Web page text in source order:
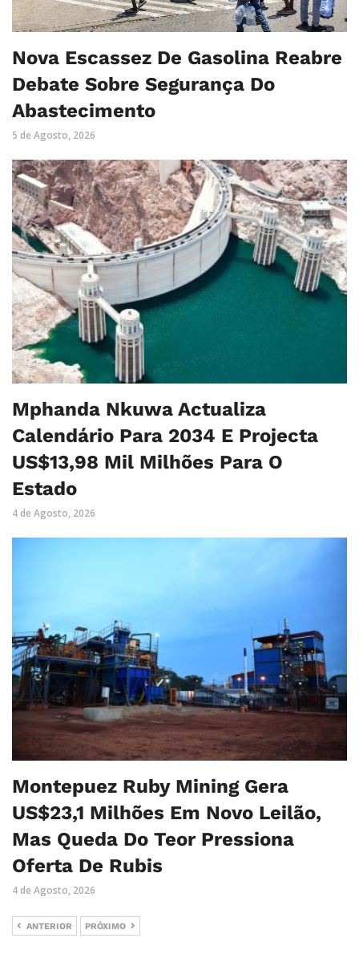
Nova Escassez De Gasolina Reabre
Debate Sobre Segurança Do
Abastecimento
5 de Agosto, 2026
Mphanda Nkuwa Actualiza
Calendário Para 2034 E Projecta
US$13,98 Mil Milhões Para O
Estado
4 de Agosto, 2026
Montepuez Ruby Mining Gera
US$23,1 Milhões Em Novo Leilão,
Mas Queda Do Teor Pressiona
Oferta De Rubis
4 de Agosto, 2026
ANTERIOR PRÓXIMO